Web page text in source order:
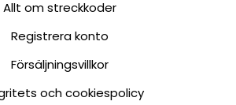
Allt om streckkoder
Registrera konto
Försäljningsvillkor
och cookiespolicy